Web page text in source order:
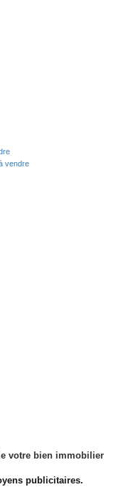
vendre
votre bien immobilier
publicitaires.